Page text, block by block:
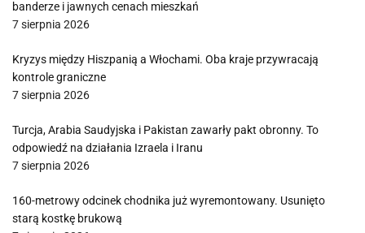
banderze i jawnych cenach mieszkań
7 sierpnia 2026
Kryzys między Hiszpanią a Włochami. Oba kraje przywracają
kontrole graniczne
7 sierpnia 2026
Turcja, Arabia Saudyjska i Pakistan zawarły pakt obronny. To
odpowiedź na działania Izraela i Iranu
7 sierpnia 2026
160-metrowy odcinek chodnika już wyremontowany. Usunięto
starą kostkę brukową